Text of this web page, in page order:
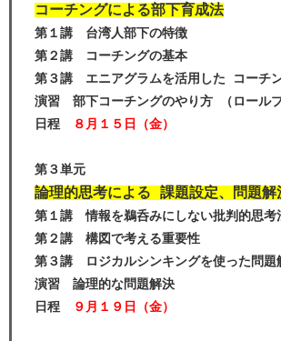
コーチングによる部下育成法
第１講 台湾人部下の特徴
第２講 コーチングの基本
第３講 エニアグラムを活用した コーチ
演習 部下コーチングのやり方 （ロールプ
日程
８月１５日（金）
第３単元
論理的思考による 課題設定、問題解
第１講 情報を鵜呑みにしない批判的思考
第２講 構図で考える重要性
第３講 ロジカルシンキングを使った問題
演習 論理的な問題解決
日程
９月１９日（金）